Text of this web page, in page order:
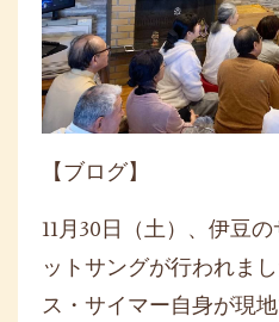
【ブログ】
11月30日（土）、伊豆
ットサングが行われま
ス・サイマー自身が現